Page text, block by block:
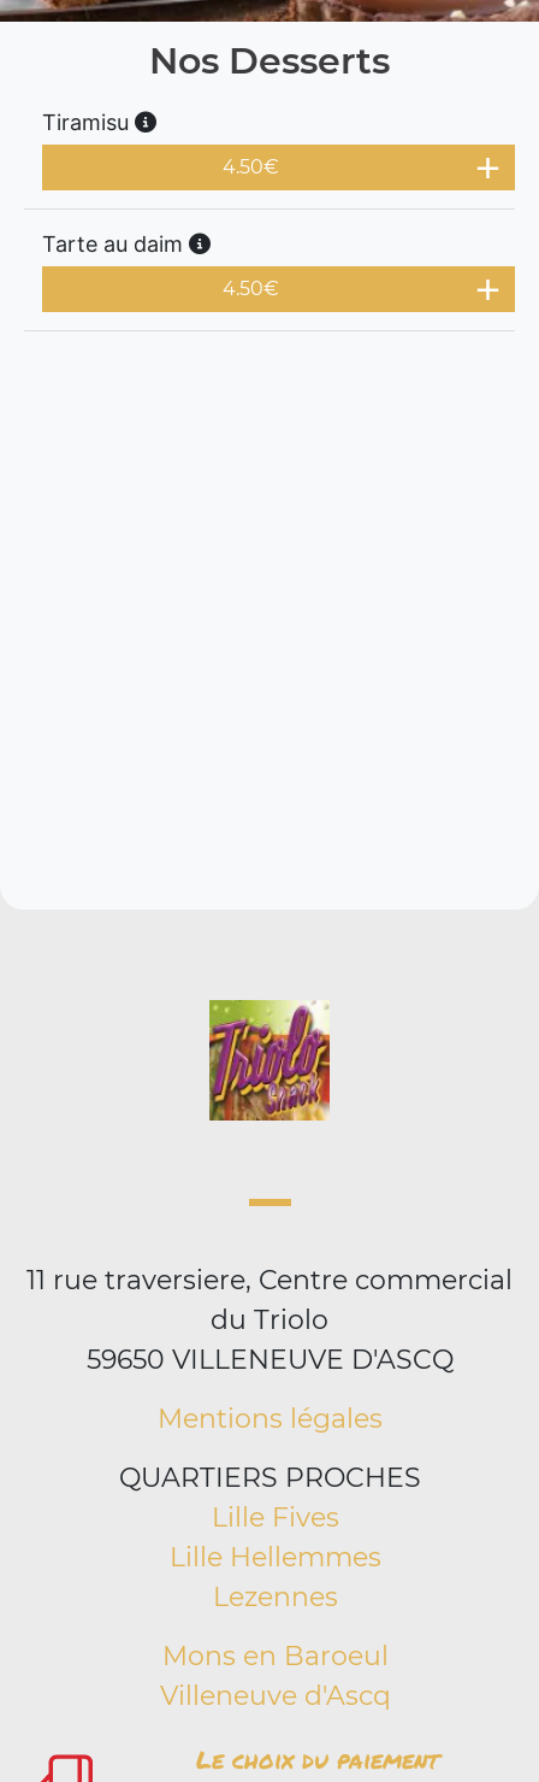
Nos Desserts
Tiramisu
4.50€
Tarte au daim
4.50€
11 rue traversiere, Centre commercial
du Triolo
59650 VILLENEUVE D'ASCQ
Mentions légales
QUARTIERS PROCHES
Lille Fives
Lille Hellemmes
Lezennes
Mons en Baroeul
Villeneuve d'Ascq
Le choix du paiement